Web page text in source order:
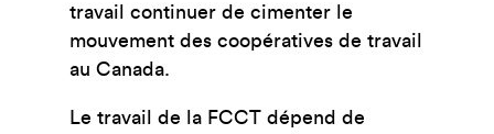
travail continuer de cimenter le
mouvement des coopératives de travail
au Canada.
Le travail de la FCCT dépend de